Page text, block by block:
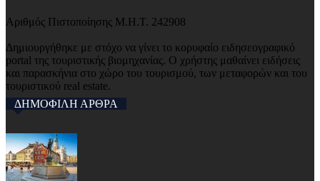
Αριθμός Πιστοποίησης Μ.Η.Τ. 242908
Δημιουργήθηκε με στόχο να γίνει το κορυφαίο ειδησεογραφικό
portal της τουριστικής βιομηχανίας. Ο χρήστης μαθαίνει ειδήσεις
και παρασκήνια στο χώρο του τουρισμού, των μεταφορών και του
τουριστικού real estate.
ΔΗΜΟΦΙΛΗ ΑΡΘΡΑ